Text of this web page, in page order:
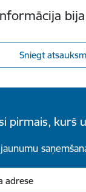
Sniegt
pirmais, kurš